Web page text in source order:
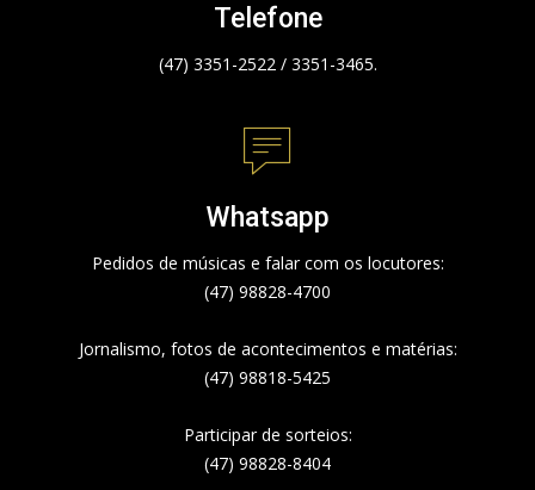
Telefone
(47) 3351-2522 / 3351-3465.
Whatsapp
Pedidos de músicas e falar com os locutores:
(47) 98828-4700
Jornalismo, fotos de acontecimentos e matérias:
(47) 98818-5425
Participar de sorteios:
(47) 98828-8404